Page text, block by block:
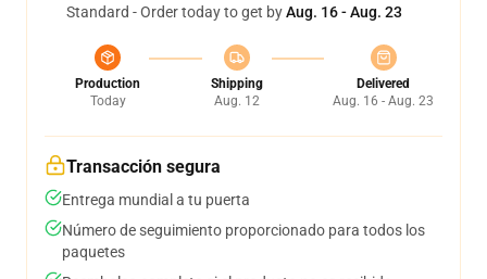
Standard - Order today to get byAug. 16 - Aug. 23
Production
Today
Shipping
Aug. 12
Delivered
Aug. 16 - Aug. 23
Transacción segura
Entrega mundial a tu puerta
Número de seguimiento proporcionado para todos los
paquetes